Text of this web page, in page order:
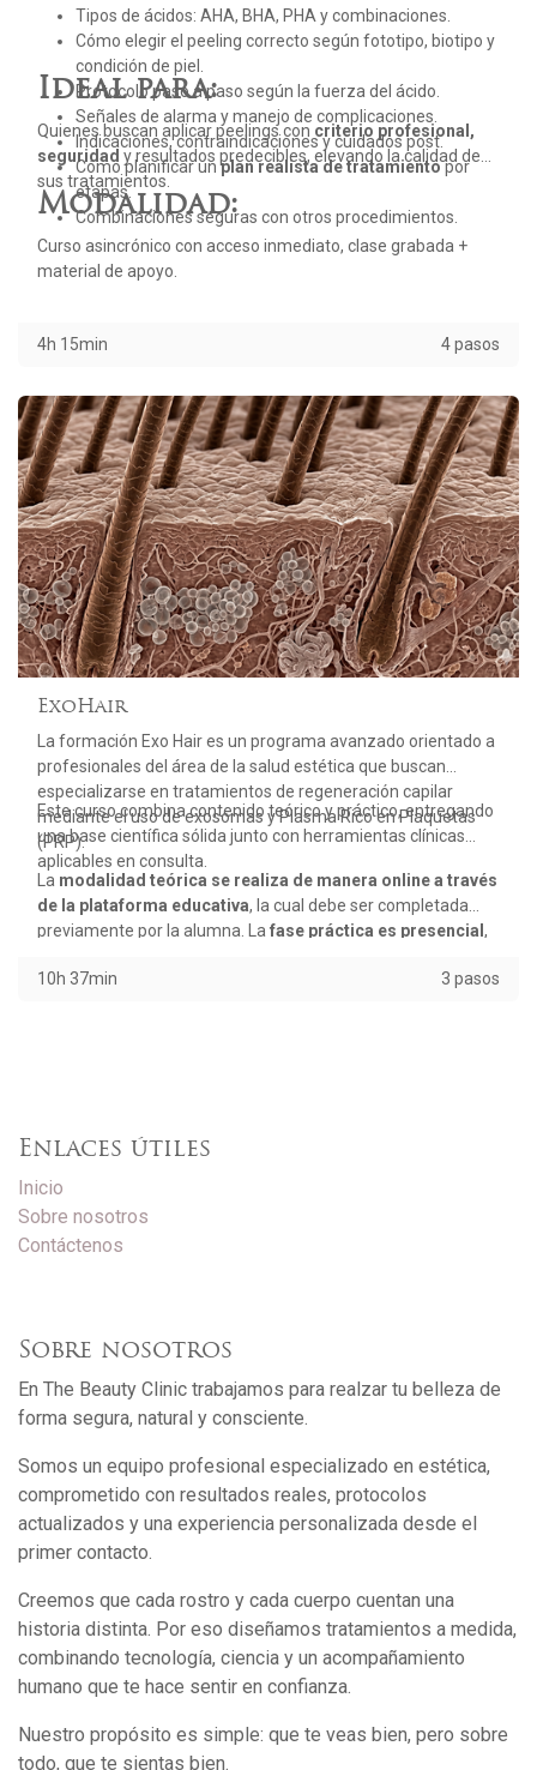
Tipos de ácidos: AHA, BHA, PHA y combinaciones.
Cómo elegir el peeling correcto según fototipo, biotipo y
condición de piel.
Protocolo paso a paso según la fuerza del ácido.
Señales de alarma y manejo de complicaciones.
Indicaciones, contraindicaciones y cuidados post.
Cómo planificar unplan realista de tratamientopor
etapas.
Combinaciones seguras con otros procedimientos.
Ideal para:
Quienes buscan aplicar peelings con criterio profesional,
seguridad y resultados predecibles, elevando la calidad de
sus tratamientos.
Modalidad:
Curso asincrónico con acceso inmediato, clase grabada +
material de apoyo.
4h 15min 4 pasos
ExoHair
La formación Exo Hair es un programa avanzado orientado a
profesionales del área de la salud estética que buscan
especializarse en tratamientos de regeneración capilar
mediante el uso de exosomas y Plasma Rico en Plaquetas
(PRP).
Este curso combina contenido teórico y práctico, entregando
una base científica sólida junto con herramientas clínicas
aplicables en consulta.
La modalidad teórica se realiza de manera online a través
de la plataforma educativa, la cual debe ser completada
previamente por la alumna. La fase práctica es presencial ,
guiado y enfocado en la correcta ejecución de las técnicas.
10h 37min 3 pasos
Enlaces útiles
Inicio
Sobre nosotros
Contáctenos
Sobre nosotros
En The Beauty Clinic trabajamos para realzar tu belleza de
forma segura, natural y consciente.
Somos un equipo profesional especializado en estética,
comprometido con resultados reales, protocolos
actualizados y una experiencia personalizada desde el
primer contacto.
Creemos que cada rostro y cada cuerpo cuentan una
historia distinta. Por eso diseñamos tratamientos a medida,
combinando tecnología, ciencia y un acompañamiento
humano que te hace sentir en confianza.
Nuestro propósito es simple: que te veas bien, pero sobre
todo, que te sientas bien.